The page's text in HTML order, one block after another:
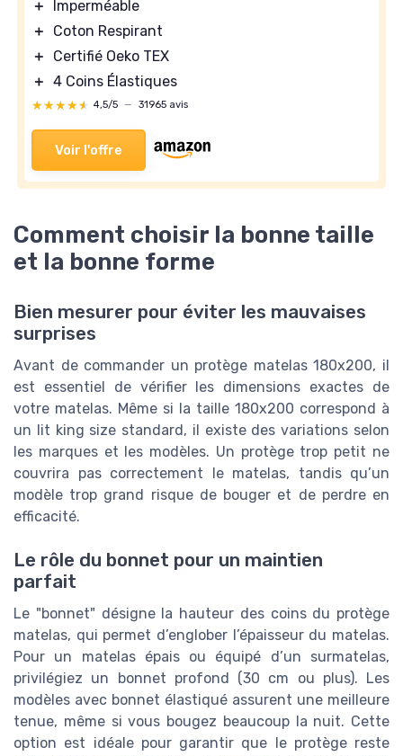
＋
Imperméable
＋
Coton Respirant
＋
Certifié Oeko TEX
＋ 4 Coins Élastiques
★★★★★
★★★★★ 4,5/5 — 31965 avis
Voir l'offre
Comment choisir la bonne taille
et la bonne forme
Bien mesurer pour éviter les mauvaises
surprises
Avant de commander un protège matelas 180x200, il
est essentiel de vérifier les dimensions exactes de
votre matelas. Même si la taille 180x200 correspond à
un lit king size standard, il existe des variations selon
les marques et les modèles. Un protège trop petit ne
couvrira pas correctement le matelas, tandis qu’un
modèle trop grand risque de bouger et de perdre en
efficacité.
Le rôle du bonnet pour un maintien
parfait
Le "bonnet" désigne la hauteur des coins du protège
matelas, qui permet d’englober l’épaisseur du matelas.
Pour un matelas épais ou équipé d’un surmatelas,
privilégiez un bonnet profond (30 cm ou plus). Les
modèles avec bonnet élastiqué assurent une meilleure
tenue, même si vous bougez beaucoup la nuit. Cette
option est idéale pour garantir que le protège reste